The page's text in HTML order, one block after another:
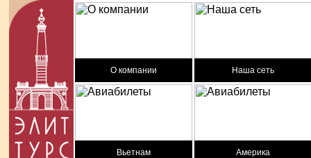
О компании Наша сеть
Вьетнам Америка